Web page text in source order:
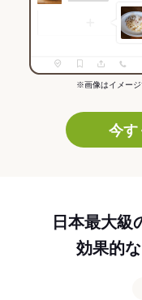
※画像はイメージ
今す
日本最大級
効果的